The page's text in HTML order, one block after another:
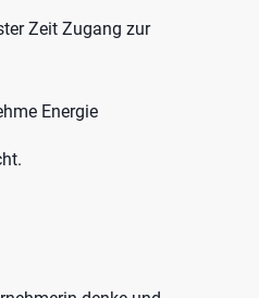
Zeit Zugang zur
Energie